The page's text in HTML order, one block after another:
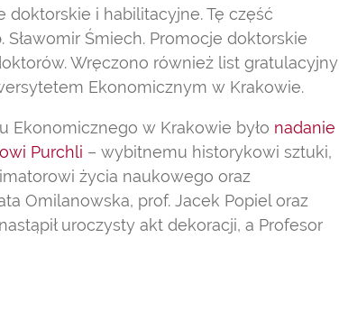
i habilitacyjne. Tę część
Sławomir Śmiech. Promocje doktorskie
Wręczono również list gratulacyjny
Ekonomicznym w Krakowie.
w Krakowie było nadanie
Purchli – wybitnemu historykowi sztuki,
życia naukowego oraz
Omilanowska, prof. Jacek Popiel oraz
uroczysty akt dekoracji, a Profesor